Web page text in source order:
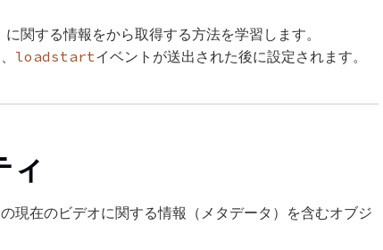
関する情報をから取得する方法を学習します。
loadstartイベントが送出された後に設定されます。
ィ
現在のビデオに関する情報（メタデータ）を含むオブジ